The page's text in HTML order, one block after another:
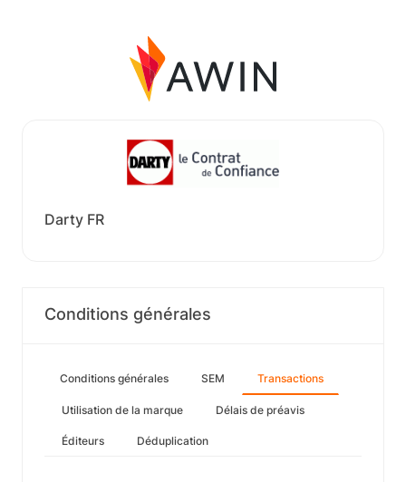
Darty FR
Conditions générales
Conditions générales SEM Transactions
Utilisation de la marque Délais de préavis
Éditeurs Déduplication